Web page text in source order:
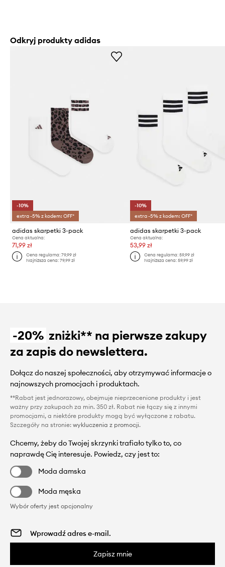
Odkryj produkty adidas
-10%
extra -5% z kodem: OFF*
adidas skarpetki 3-pack
Cena aktualna:
71,99 zł
Cena regularna:79,99 zł
Najniższa cena:79,99 zł
-10%
extra -5% z kodem: OFF*
adidas skarpetki 3-pack
Cena aktualna:
53,99 zł
Cena regularna: 59,99 zł
Najniższa cena: 59,99 zł
-20% zniżki** na pierwsze zakupy
za zapis do newslettera.
Dołącz do naszej społeczności, aby otrzymywać informacje o
najnowszych promocjach i produktach.
**Rabat jest jednorazowy, obejmuje nieprzecenione produkty i jest
ważny przy zakupach za min. 350 zł. Rabat nie łączy się z innymi
promocjami, a niektóre produkty mogą być wyłączone z rabatu.
Szczegóły na stronie: wykluczenia z promocji.
Chcemy, żeby do Twojej skrzynki trafiało tylko to, co
naprawdę Cię interesuje. Powiedz, czy jest to:
Moda damska
Moda męska
Wybór oferty jest opcjonalny
Zapisz mnie